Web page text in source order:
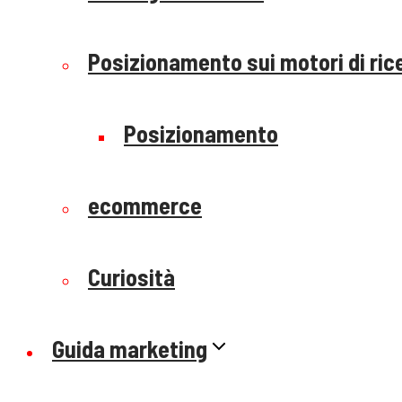
Posizionamento sui motori di
Posizionamento
ecommerce
Curiosità
Guida marketing